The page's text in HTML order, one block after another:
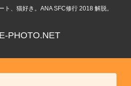
ト、猫好き。ANA SFC修行 2018 解脱。
PHOTO.NET